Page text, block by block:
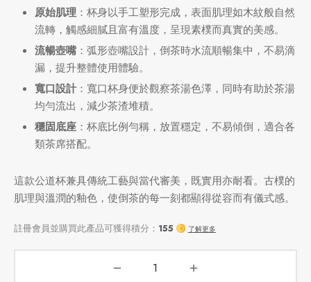
原始肌理 ：杯身以手工塑形完成，表面肌理如木紋般自然
流轉，觸感細膩且富有溫度，呈現素樸而真實的美感。
流暢壺嘴：弧形壺嘴設計，倒茶時水流順暢集中，不易滴
漏，提升整體使用體驗。
寬口設計：寬口杯身便於觀察茶湯色澤，同時有助於茶湯
均勻流出，減少茶渣堆積。
穩固底座 ：杯底比例勻稱，放置穩定，不易傾倒，適合各
類茶席搭配。
這款公道杯兼具傳統工藝與當代審美，既實用亦耐看。古樸的
肌理與溫潤的釉色，使倒茶的每一刻都顯得從容而有儀式感。